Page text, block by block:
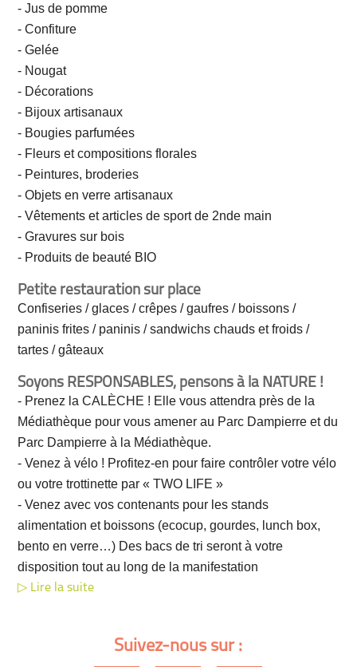
- Jus de pomme
- Confiture
- Gelée
- Nougat
- Décorations
- Bijoux artisanaux
- Bougies parfumées
- Fleurs et compositions florales
- Peintures, broderies
- Objets en verre artisanaux
- Vêtements et articles de sport de 2nde main
- Gravures sur bois
- Produits de beauté BIO
Petite restauration sur place
Confiseries / glaces / crêpes / gaufres / boissons /
paninis frites / paninis / sandwichs chauds et froids /
tartes / gâteaux
Soyons RESPONSABLES, pensons à la NATURE !
- Prenez la CALÈCHE ! Elle vous attendra près de la
Médiathèque pour vous amener au Parc Dampierre et du
Parc Dampierre à la Médiathèque.
- Venez à vélo ! Profitez-en pour faire contrôler votre vélo
ou votre trottinette par « TWO LIFE »
- Venez avec vos contenants pour les stands
alimentation et boissons (ecocup, gourdes, lunch box,
bento en verre…) Des bacs de tri seront à votre
disposition tout au long de la manifestation
Lire la suite
Suivez-nous sur :